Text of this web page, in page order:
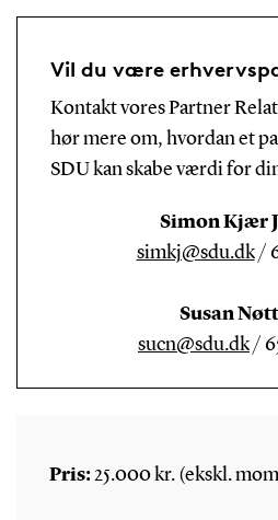
Vil du være
Kontakt vores Partner
hør mere om, hvordan et
SDU kan skabe værdi for
Simon Kjær
simkj@sdu.dk/
Susan
sucn@sdu.dk /
Pris: 25.000 kr. (ekskl.